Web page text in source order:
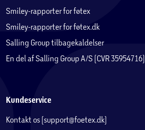
Smiley-rapporter for føtex
Smiley-rapporter for føtex.dk
Salling Group tilbagekaldelser
En del af Salling Group A/S (CVR 35954716)
Kundeservice
Kontakt os (support@foetex.dk)